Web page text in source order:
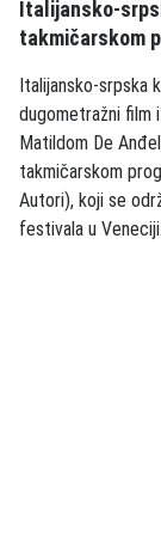
Italijansko-
takmičarskom
Italijansko-srpska
dugometražni film
Matildom De
takmičarskom
Autori), koji se
festivala u Veneciji.